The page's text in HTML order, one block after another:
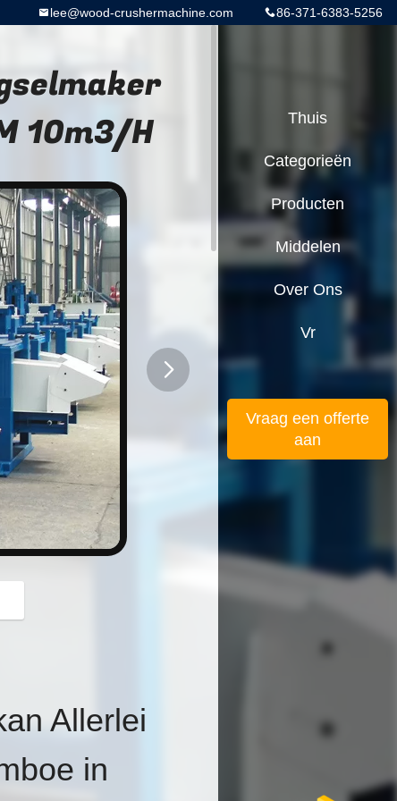
86-371-6383-5256
lee@wood-crushermachine.com
10m3/H
Allerlei
in
Thuis
Categorieën
Producten
Middelen
Over Ons
Vr
Vraag een offerte
aan